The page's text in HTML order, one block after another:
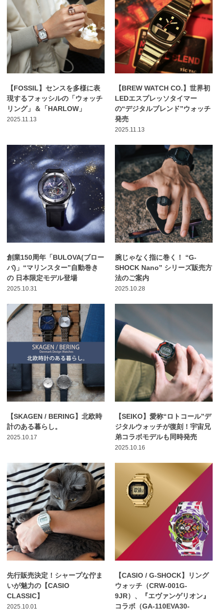
【FOSSIL】センスを多様に表
現するフォッシルの「ウォッチ
リング」＆「HARLOW」
2025.11.13
【BREW WATCH CO.】世界初
LEDエスプレッソタイマー
の“デジタルブレンド”ウォッチ
発売
2025.11.13
創業150周年「BULOVA(ブロー
バ)」“マリンスター”自動巻き
の 日本限定モデル登場
2025.10.31
腕じゃなく指に巻く！ “G-
SHOCK Nano” シリーズ販売方
法のご案内
2025.10.28
【SKAGEN / BERING】北欧時
計のある暮らし。
2025.10.17
【SEIKO】愛称“ロトコール”デ
ジタルウォッチが復刻！宇宙兄
弟コラボモデルも同時発売
2025.10.16
先行販売決定！シャープな佇ま
いが魅力の【CASIO
CLASSIC】
2025.10.01
【CASIO / G-SHOCK】リング
ウォッチ（CRW-001G-
9JR）、『エヴァンゲリオン』
コラボ（GA-110EVA30-